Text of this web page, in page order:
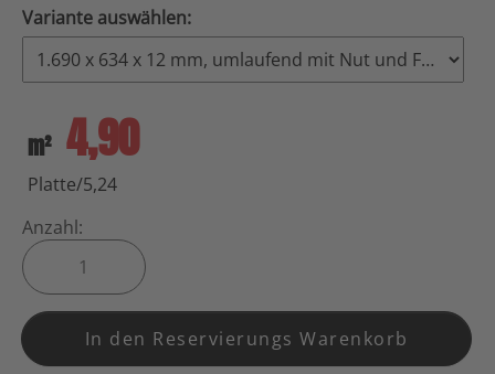
Variante auswählen:
m² 4,90
Platte/5,24
Anzahl:
In den Reservierungs Warenkorb